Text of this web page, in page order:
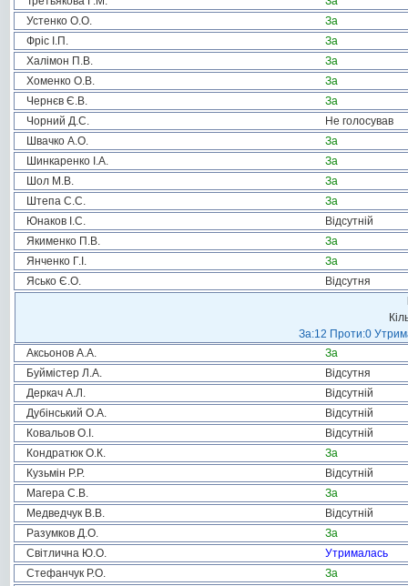
Устенко О.О.
За
Фріс І.П.
За
Халімон П.В.
За
Хоменко О.В.
За
Чернєв Є.В.
За
Чорний Д.С.
Не голосував
Швачко А.О.
За
Шинкаренко І.А.
За
Шол М.В.
За
Штепа С.С.
За
Юнаков І.С.
Відсутній
Якименко П.В.
За
Янченко Г.І.
За
Ясько Є.О.
Відсутня
За:12 Проти:0
Аксьонов А.А.
За
Буймістер Л.А.
Відсутня
Деркач А.Л.
Відсутній
Дубінський О.А.
Відсутній
Ковальов О.І.
Відсутній
Кондратюк О.К.
За
Кузьмін Р.Р.
Відсутній
Магера С.В.
За
Медведчук В.В.
Відсутній
Разумков Д.О.
За
Світлична Ю.О.
Утрималась
Стефанчук Р.О.
За